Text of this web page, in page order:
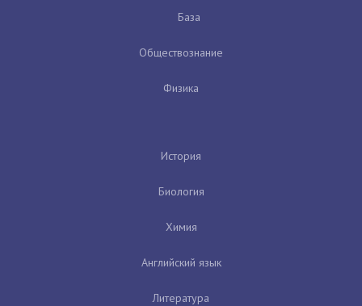
База
Обществознание
Физика
История
Биология
Химия
Английский язык
Литература